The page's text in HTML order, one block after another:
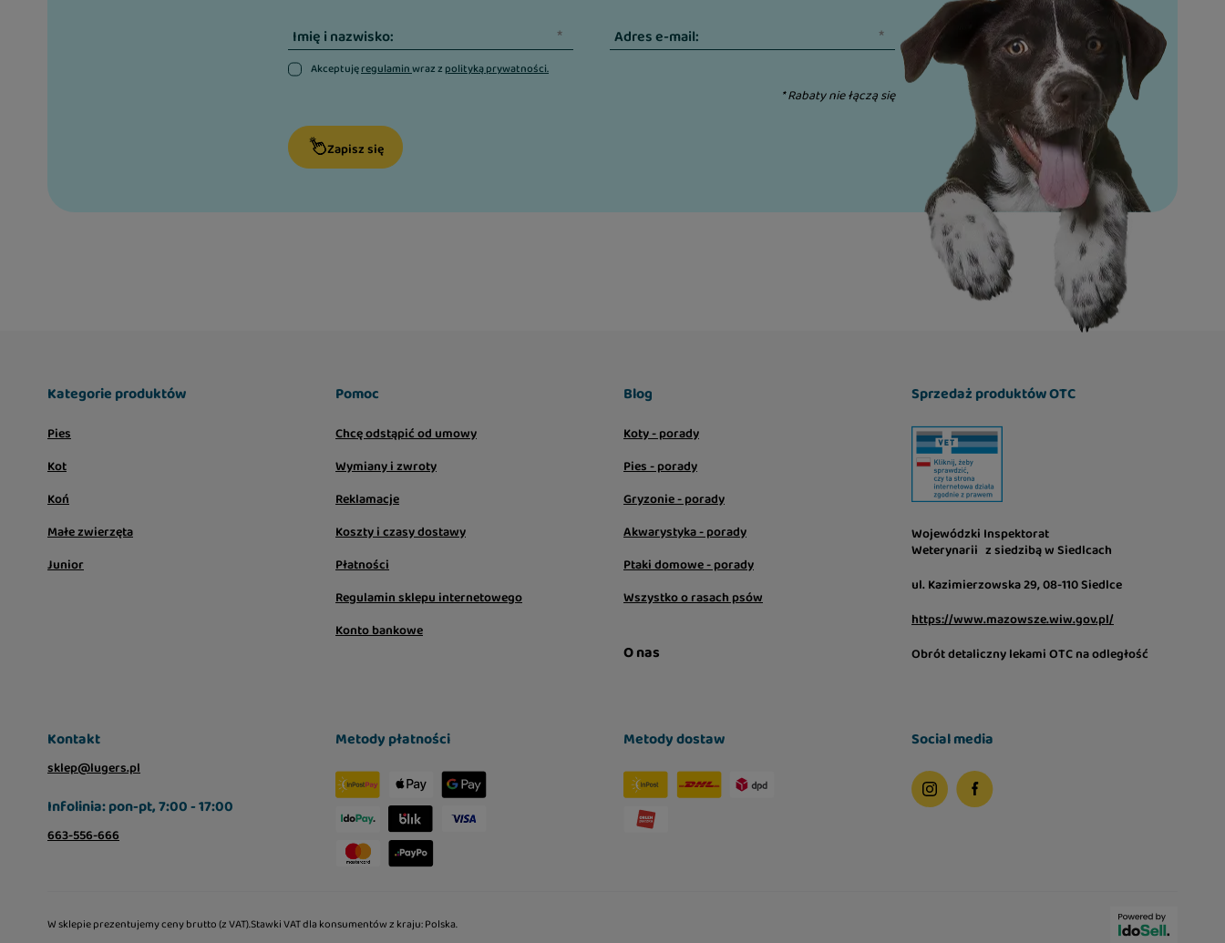
Imię i nazwisko: Adres e-mail:
Akceptujęregulaminwraz zpolityką prywatności.
* Rabaty nie łączą się
Zapisz się
Kategorie produktów
Pies
Kot
Koń
Małe zwierzęta
Junior
Pomoc
Chcę odstąpić od umowy
Wymiany i zwroty
Reklamacje
Koszty i czasy dostawy
Płatności
Regulamin sklepu internetowego
Konto bankowe
Blog
Koty - porady
Pies - porady
Gryzonie - porady
Akwarystyka - porady
Ptaki domowe - porady
Wszystko o rasach psów
O nas
Sprzedaż produktów OTC
Wojewódzki Inspektorat
Weterynarii z siedzibą w Siedlcach
ul. Kazimierzowska 29, 08-110 Siedlce
https://www.mazowsze.wiw.gov.pl/
Obrót detaliczny lekami OTC na odległość
Kontakt
sklep@lugers.pl
Infolinia: pon-pt, 7:00 - 17:00
663-556-666
Metody płatności Metody dostaw Social media
W sklepie prezentujemy ceny brutto (z VAT).Stawki VAT dla konsumentów z kraju:Polska.